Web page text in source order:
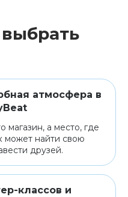
атмосфера в
магазин, а место, где
может найти свою
друзей.
классов и